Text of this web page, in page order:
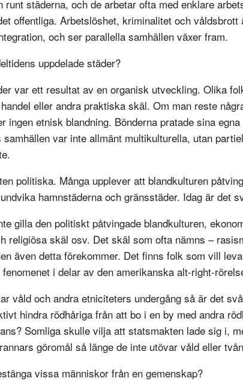
runt städerna, och de arbetar ofta med enklare
offentliga. Arbetslöshet, kriminalitet och våldsbrott
och ser parallella samhällen växer fram.
uppdelade städer?
var ett resultat av en organisk utveckling. Olika
eller andra praktiska skäl. Om man reste
ingen etnisk blandning. Bönderna pratade sina
samhällen var inte allmänt multikulturella, utan
politiska. Många upplever att blandkulturen
hamnstäderna och gränsstäder. Idag är det
gilla den politiskt påtvingade blandkulturen,
religiösa skäl osv. Det skäl som ofta nämns –
även detta förekommer. Det finns folk som vill
i delar av den amerikanska alt-right-
våld och andra etniciteters undergång så är det
hindra rödhåriga från att bo i en by med andra
Somliga skulle vilja att statsmakten lade sig i,
göromål så länge de inte utövar våld eller
vissa människor från en gemenskap?